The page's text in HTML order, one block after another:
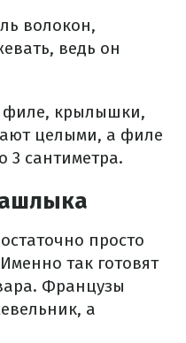
волокон,
ведь он
филе, крылышки,
целыми, а филе
3 сантиметра.
просто
так готовят
Французы
а